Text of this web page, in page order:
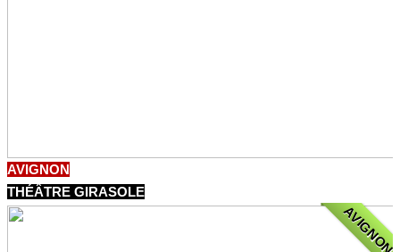
AVIGNON
THÉÂTRE GIRASOLE
AVIGNON